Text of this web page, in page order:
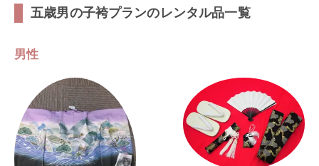
五歳男の子袴プランのレンタル品一覧
男性